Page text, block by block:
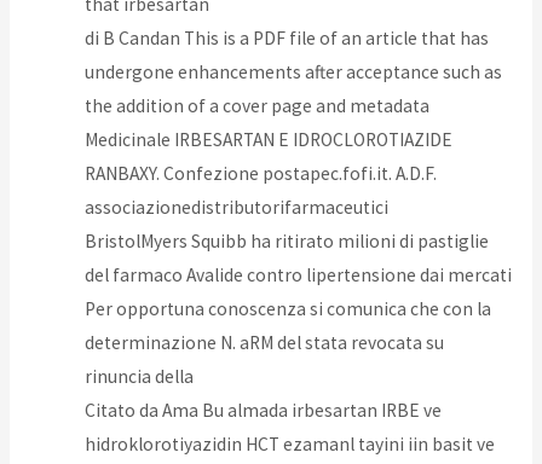
di B Candan This is a PDF file of an article that has
undergone enhancements after acceptance such as
the addition of a cover page and metadata
Medicinale IRBESARTAN E IDROCLOROTIAZIDE
RANBAXY. Confezione postapec.fofi.it. A.D.F.
associazionedistributorifarmaceutici
BristolMyers Squibb ha ritirato milioni di pastiglie
del farmaco Avalide contro lipertensione dai mercati
Per opportuna conoscenza si comunica che con la
determinazione N. aRM del stata revocata su
rinuncia della
Citato da Ama Bu almada irbesartan IRBE ve
hidroklorotiyazidin HCT ezamanl tayini iin basit ve